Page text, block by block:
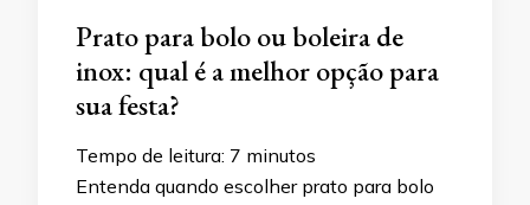
Prato para bolo ou boleira de
inox: qual é a melhor opção para
sua festa?
Tempo de leitura: 7 minutos
Entenda quando escolher prato para bolo